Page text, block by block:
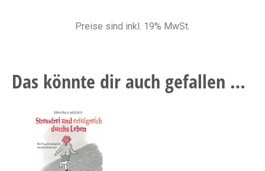
Preise sind inkl. 19% MwSt.
Das könnte dir auch gefallen …